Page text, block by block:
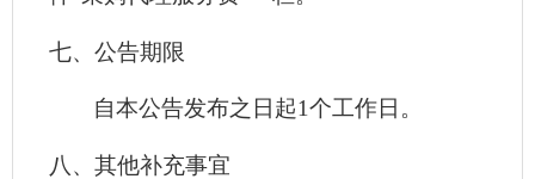
七、公告期限
自本公告发布之日起1个工作日。
八、其他补充事宜